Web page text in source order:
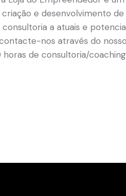
criação e desenvolvimento
a atuais e
nos através do
de consultoria/